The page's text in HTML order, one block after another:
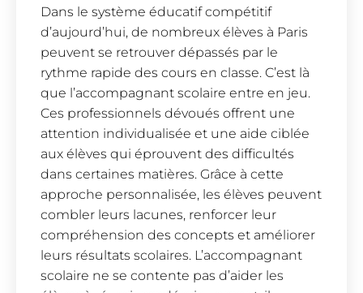
Dans le système éducatif compétitif
d’aujourd’hui, de nombreux élèves à Paris
peuvent se retrouver dépassés par le
rythme rapide des cours en classe. C’est là
que l’accompagnant scolaire entre en jeu.
Ces professionnels dévoués offrent une
attention individualisée et une aide ciblée
aux élèves qui éprouvent des difficultés
dans certaines matières. Grâce à cette
approche personnalisée, les élèves peuvent
combler leurs lacunes, renforcer leur
compréhension des concepts et améliorer
leurs résultats scolaires. L’accompagnant
scolaire ne se contente pas d’aider les